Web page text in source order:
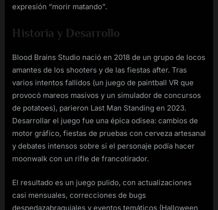
expresión “morir matando”.
Historia y Desarrollo
Blood Brains Studio nació en 2018 de un grupo de locos
amantes de los shooters y de las fiestas after. Tras
varios intentos fallidos (un juego de paintball VR que
provocó mareos masivos y un simulador de concursos
de potatoes), parieron Last Man Standing en 2023.
Desarrollar el juego fue una épica odisea: cambios de
motor gráfico, fiestas de pruebas con cerveza artesanal
y debates intensos sobre si el personaje podía hacer
moonwalk con un rifle de francotirador.
El resultado es un juego pulido, con actualizaciones
casi mensuales, correcciones de bugs
despedazabraquiales y eventos temáticos (Halloween